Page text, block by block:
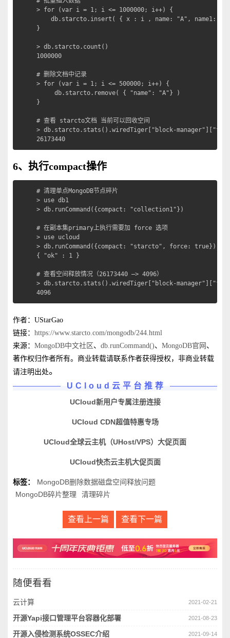
> for (var i = 1; i <= 1000000; i++) {
db.starcto.insert( { x : i , name: "A", name1:"B",
}
> db.starcto.count()
1000000
# 删除文档中记录
> for (var i = 1; i <= 500000; i++) {
db.starcto.remove( { "name": "A"} )
}
# 查看 starcto文档 当前可以回收空间
> db.starcto.stats().wiredTiger["block-manager"]["file
26173440
6、执行compact操作
# 清理单点MongoDB节点碎片
> use db1
> db.runCommand({compact: "collection1"})
# 在副本集primary上执行需要加 force 选项
> use ucloud
> db.runCommand({compact: "starcto", force: true})
{ "ok" : 1 }
# 查看空间释放情况（26173440 —> 4096）
> db.starcto.stats().wiredTiger["block-manager"]["file
4096
作者：UStarGao
链接： https://www.starcto.com/mongodb/244.html
来源： MongoDB中文社区 、 db.runCommand()、 MongoDB官网 、
著作权归作者所有。商业转载请联系作者获得授权，非商业转载
请注明出处。
UCloud云平台推荐
UCloud新用户专属注册连接
UCloud CDN超值特惠专场
UCloud全球云主机（UHost/VPS）大促页面
UCloud快杰云主机大促页面
标签：
MongoDB删除数据磁盘空间释放问题
MongoDB碎片整理
清理碎片
查看上一篇 查看下一篇
随便看看
2021-02-21
云计算
2021-08-23
开源Yapi接口管理平台容器化部署
2021-09-14
开源入侵检测系统OSSEC介绍